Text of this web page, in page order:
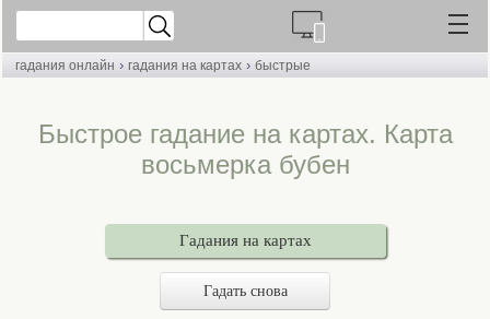
гадания онлайн › гадания на картах › быстрые
Быстрое гадание на картах. Карта
восьмерка бубен
Гадания на картах
Гадать снова